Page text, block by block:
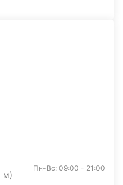
м)
Пн-Вс: 09:00 - 21:00